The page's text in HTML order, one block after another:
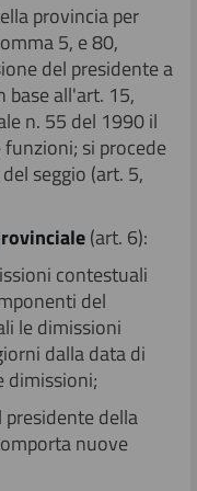
provincia per
5, e 80,
del presidente a
base all'art. 15,
n. 55 del 1990 il
si procede
seggio (art. 5,
(art. 6):
contestuali
del
le dimissioni
dalla data di
dimissioni;
presidente della
nuove